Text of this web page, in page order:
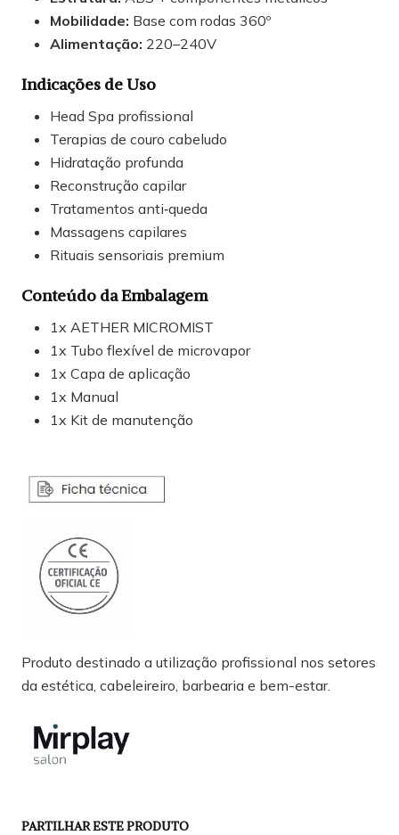
Mobilidade: Base com rodas 360º
Alimentação: 220–240V
Indicações de Uso
Head Spa profissional
Terapias de couro cabeludo
Hidratação profunda
Reconstrução capilar
Tratamentos anti‑queda
Massagens capilares
Rituais sensoriais premium
Conteúdo da Embalagem
1x AETHER MICROMIST
1x Tubo flexível de microvapor
1x Capa de aplicação
1x Manual
1x Kit de manutenção
Produto destinado a utilização profissional nos setores
da estética, cabeleireiro, barbearia e bem-estar.
PARTILHAR ESTE PRODUTO